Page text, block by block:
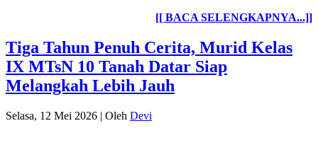
[[ BACA SELENGKAPNYA...]]
Tiga Tahun Penuh Cerita, Murid Kelas
IX MTsN 10 Tanah Datar Siap
Melangkah Lebih Jauh
Selasa, 12 Mei 2026 | Oleh Devi